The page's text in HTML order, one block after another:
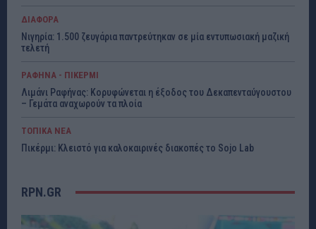
ΔΙΑΦΟΡΑ
Νιγηρία: 1.500 ζευγάρια παντρεύτηκαν σε μία εντυπωσιακή μαζική
τελετή
ΡΑΦΗΝΑ - ΠΙΚΕΡΜΙ
Λιμάνι Ραφήνας: Κορυφώνεται η έξοδος του Δεκαπενταύγουστου
– Γεμάτα αναχωρούν τα πλοία
ΤΟΠΙΚΑ ΝΕΑ
Πικέρμι: Κλειστό για καλοκαιρινές διακοπές το Sojo Lab
RPN.GR